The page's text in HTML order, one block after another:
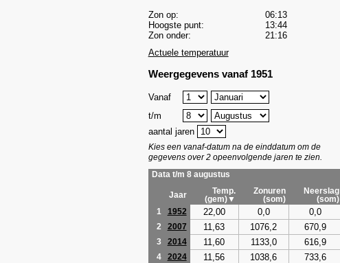
Zon op:
06:13
Hoogste punt:
13:44
Zon onder:
21:16
Actuele temperatuur
Weergegevens vanaf 1951
Vanaf
t/m
aantal jaren
Kies een vanaf-datum na de einddatum om de
gegevens over 2 opeenvolgende jaren te zien.
Data t/m 8 augustus
Jaar
Temp.
(gem)▼
Zonuren
(som)
Neerslag
(som)
1
1952 22,00 0,0 0,0
2 2007 11,63 1076,2 670,9
3 2014 11,60 1133,0 616,9
4 2024 11,56 1038,6 733,6